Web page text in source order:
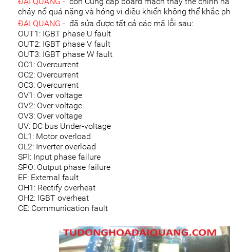
cháy nổ quá nặng và hỏng vi điều khiển không thể khắc
ĐẠI QUANG - đã sửa được tất cả các mã lỗi sau:
OUT1: IGBT phase U fault
OUT2: IGBT phase V fault
OUT3: IGBT phase W fault
OC1: Overcurrent
OC2: Overcurrent
OC3: Overcurrent
OV1: Over voltage
OV2: Over voltage
OV3: Over voltage
UV: DC bus Under-voltage
OL1: Motor overload
OL2: Inverter overload
SPI: Input phase failure
SPO: Output phase failure
EF: External fault
OH1: Rectify overheat
OH2: IGBT overheat
CE: Communication fault